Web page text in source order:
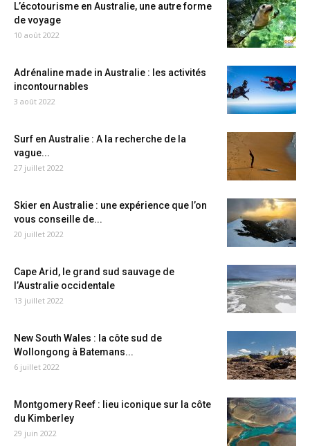
L’écotourisme en Australie, une autre forme
de voyage
10 août 2022
Adrénaline made in Australie : les activités
incontournables
3 août 2022
Surf en Australie : A la recherche de la
vague...
27 juillet 2022
Skier en Australie : une expérience que l’on
vous conseille de...
20 juillet 2022
Cape Arid, le grand sud sauvage de
l’Australie occidentale
13 juillet 2022
New South Wales : la côte sud de
Wollongong à Batemans...
6 juillet 2022
Montgomery Reef : lieu iconique sur la côte
du Kimberley
29 juin 2022